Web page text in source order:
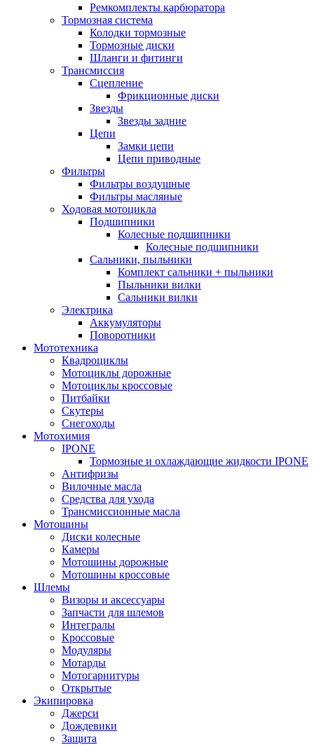
Ремкомплекты карбюратора
Тормозная система
Колодки тормозные
Тормозные диски
Шланги и фитинги
Трансмиссия
Cцепление
Фрикционные диски
Звезды
Звезды задние
Цепи
Замки цепи
Цепи приводные
Фильтры
Фильтры воздушные
Фильтры масляные
Ходовая мотоцикла
Подшипники
Колесные подшипники
Колесные подшипники
Сальники, пыльники
Комплект сальники + пыльники
Пыльники вилки
Сальники вилки
Электрика
Аккумуляторы
Поворотники
Мототехника
Квадроциклы
Мотоциклы дорожные
Мотоциклы кроссовые
Питбайки
Скутеры
Снегоходы
Мотохимия
IPONE
Тормозные и охлаждающие жидкости IPONE
Антифризы
Вилочные масла
Средства для ухода
Трансмиссионные масла
Мотошины
Диски колесные
Камеры
Мотошины дорожные
Мотошины кроссовые
Шлемы
Визоры и аксессуары
Запчасти для шлемов
Интегралы
Кроссовые
Модуляры
Мотарды
Мотогарнитуры
Открытые
Экипировка
Джерси
Дождевики
Защита